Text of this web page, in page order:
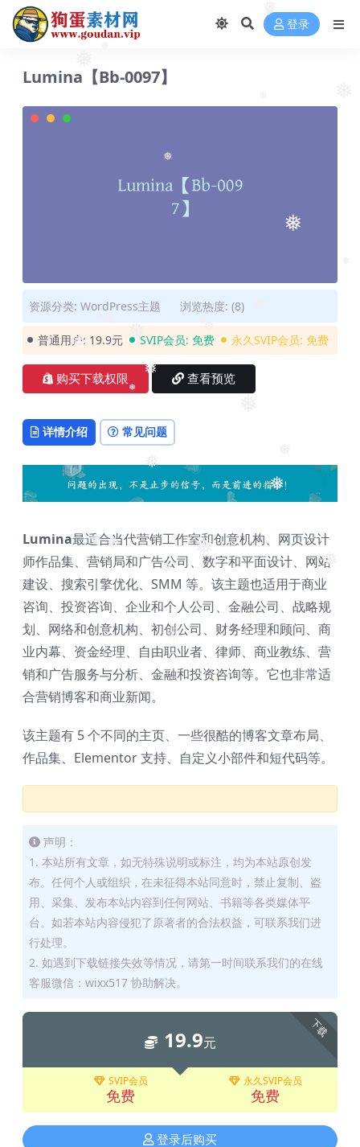
❅
❅
❅
❅
❅
❅
❅
❅
❅
❅
❅ ❅
❅
❅
❅
❅
❅
❅
❅
❅
❅
❅
❅ 登录
Lumina【Bb-0097】
资源分类: WordPress主题 浏览热度: (8)
普通用户: 19.9元 SVIP会员: 免费 永久SVIP会员: 免费
购买下载权限 查看预览
详情介绍 常见问题
Lumina最适合当代营销工作室和创意机构、网页设计
师作品集、营销局和广告公司、数字和平面设计、网站
建设、搜索引擎优化、SMM 等。该主题也适用于商业
咨询、投资咨询、企业和个人公司、金融公司、战略规
划、网络和创意机构、初创公司、财务经理和顾问、商
业内幕、资金经理、自由职业者、律师、商业教练、营
销和广告服务与分析、金融和投资咨询等。它也非常适
合营销博客和商业新闻。
该主题有 5 个不同的主页、一些很酷的博客文章布局、
作品集、Elementor 支持、自定义小部件和短代码等。
声明：
1. 本站所有文章，如无特殊说明或标注，均为本站原创发
布。任何个人或组织，在未征得本站同意时，禁止复制、盗
用、采集、发布本站内容到任何网站、书籍等各类媒体平
台。如若本站内容侵犯了原著者的合法权益，可联系我们进
行处理。
2. 如遇到下载链接失效等情况，请第一时间联系我们的在线
客服微信：wixx517 协助解决。
下载
19.9元
SVIP会员
免费
永久SVIP会员
免费
登录后购买